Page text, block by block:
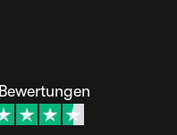
Bewertungen